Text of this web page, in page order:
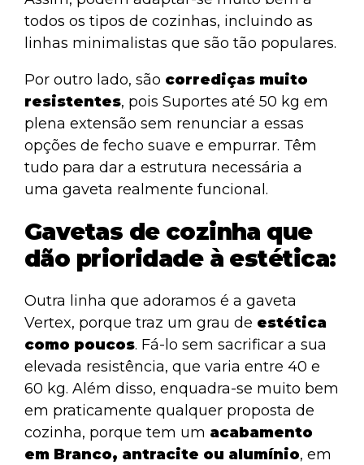
todos os tipos de cozinhas, incluindo as
linhas minimalistas que são tão populares.
Por outro lado, são corrediças muito
resistentes, pois Suportes até 50 kg em
plena extensão sem renunciar a essas
opções de fecho suave e empurrar. Têm
tudo para dar a estrutura necessária a
uma gaveta realmente funcional.
Gavetas de cozinha que
dão prioridade à estética:
Outra linha que adoramos é a gaveta
Vertex, porque traz um grau de estética
como poucos. Fá-lo sem sacrificar a sua
elevada resistência, que varia entre 40 e
60 kg. Além disso, enquadra-se muito bem
em praticamente qualquer proposta de
cozinha, porque tem um acabamento
em Branco, antracite ou alumínio, em